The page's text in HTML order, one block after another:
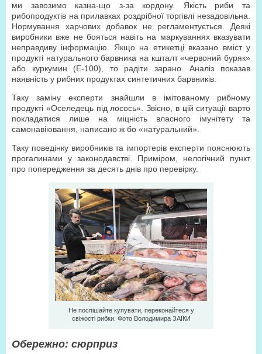
ми завозимо казна-що з-за кордону. Якість риби та
рибопродуктів на прилавках роздрібної торгівлі незадовільна.
Нормування харчових добавок не регламентується. Деякі
виробники вже не бояться навіть на маркуваннях вказувати
неправдиву інформацію. Якщо на етикетці вказано вміст у
продукті натурального барвника на кшталт «червоний буряк»
або куркумин (Е-100), то радіти зарано. Аналіз показав
наявність у рибних продуктах синтетичних барвників.
Таку заміну експерти знайшли в імітованому рибному
продукті «Оселедець під лосось». Звісно, в цій ситуації варто
покладатися лише на міцність власного імунітету та
самонавіювання, написано ж бо «натуральний».
Таку поведінку виробників та імпортерів експерти пояснюють
прогалинами у законодавстві. Приміром, нелогічний пункт
про попередження за десять днів про перевірку.
Не поспішайте купувати, переконайтеся у
свіжості рибки. Фото Володимира ЗAЇКИ
Обережно: сюрприз